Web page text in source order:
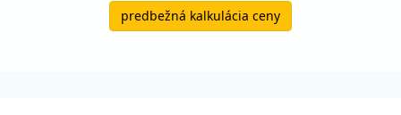
predbežná kalkulácia ceny